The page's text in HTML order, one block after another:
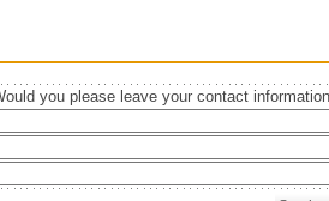
you please leave your contact